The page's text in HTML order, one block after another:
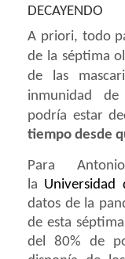
DECAYENDO
A priori, todo
de la séptima
de las
inmunidad de
podría estar
tiempo desde
Para
la Universidad
datos de la
de esta
del 80% de